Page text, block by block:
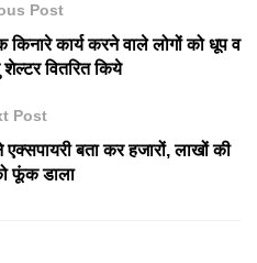
Post
किनारे कार्य करने वाले लोगों को धूप व
शेल्टर वितरित किये
Post
बता कर हजारों, लाखों की
फूंक डाला